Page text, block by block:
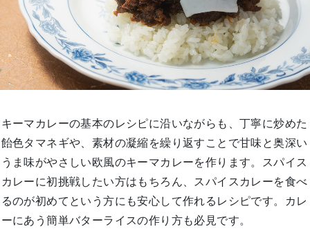
キーマカレーの基本のレシピに沿いながらも、丁寧に炒めた
飴色タマネギや、素材の凝縮を繰り返すことで甘味と奥深い
うま味がやさしい欧風のキーマカレーを作ります。スパイス
カレーに初挑戦したい方はもちろん、スパイスカレーを食べ
るのが初めてという方にも安心して作れるレシピです。カレ
ーにあう簡単バターライスの作り方も必見です。